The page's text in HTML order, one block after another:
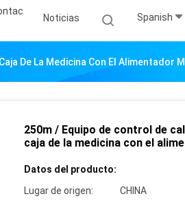
Noticias Spanish
De La Medicina Con El Alimentador
250m / Equipo de control de
caja de la medicina con el
Datos del producto:
Lugar de origen:
CHINA